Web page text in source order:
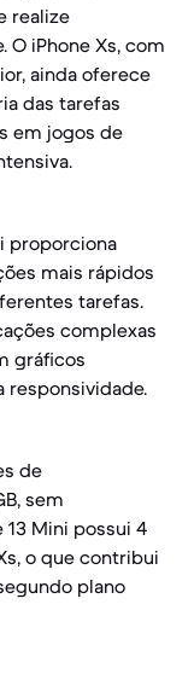
realize
iPhone Xs, com
ainda oferece
das tarefas
em jogos de
proporciona
mais rápidos
tarefas.
complexas
gráficos
responsividade.
de
sem
13 Mini possui 4
o que contribui
plano